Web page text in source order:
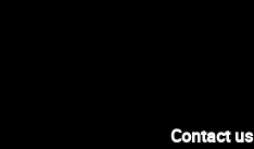
Contact us